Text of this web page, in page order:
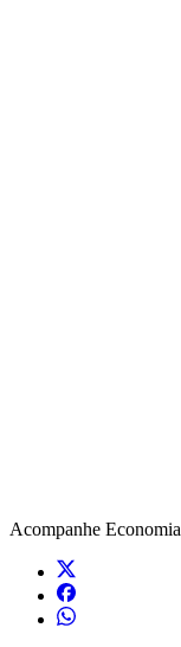
Acompanhe Economia